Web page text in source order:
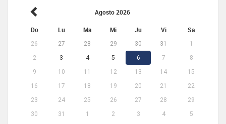
Agosto 2026
Do Lu Ma Mi Ju Vi Sa
26 27 28 29 30 31
1
2
3 4 5 6 7
8
9
10 11 12 13 14
15
16
17 18 19 20 21
22
23
24 25 26 27 28
29
30
31 1 2 3 4 5